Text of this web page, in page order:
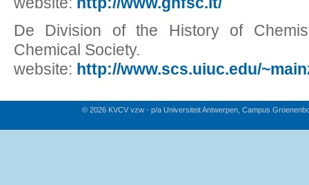
De Division of the History of
Chemical Society.
website: http://www.scs.uiuc.edu/
© 2026 KVCV vzw - p/a Universiteit Antwerpen, Campus